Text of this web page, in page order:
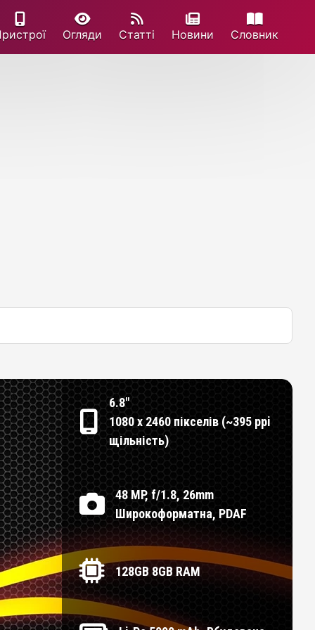
Огляди Статті Новини Cловник
6.8"
1080 x 2460 пікселів (~395 ppi
щільність)
48 MP, f/1.8, 26mm
Широкоформатна, PDAF
128GB 8GB RAM